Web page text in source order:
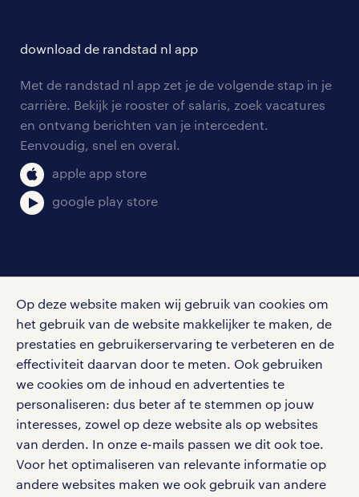
Op deze website maken wij gebruik van cookies om
het gebruik van de website makkelijker te maken, de
prestaties en gebruikerservaring te verbeteren en de
effectiviteit daarvan door te meten. Ook gebruiken
we cookies om de inhoud en advertenties te
personaliseren: dus beter af te stemmen op jouw
interesses, zowel op deze website als op websites
van derden. In onze e-mails passen we dit ook toe.
Voor het optimaliseren van relevante informatie op
andere websites maken we ook gebruik van andere
tarieven
personeel gezocht
aanmelden nieuwsbrief
solliciteren
blogs en artikelen
salarischecker
bruto-netto calculator
onze vestigingen
pers
klachten en misstanden
download de randstad nl app
Met de randstad nl app zet je de volgende stap in je
carrière. Bekijk je rooster of salaris, zoek vacatures
en ontvang berichten van je intercedent.
Eenvoudig, snel en overal.
apple app store
google play store
Volg ons voor de leukste content omtrent
vacatures, solliciteren en inspiratie.
werken bij randstad
gebruikersvoorwaarden
privacystatement